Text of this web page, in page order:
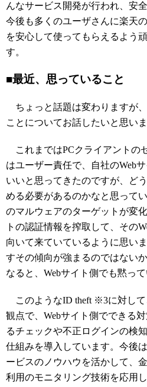
んなサービス開発が行われ、安
今後も多くのユーザさんに楽天
を安心して使ってもらえるよう
す。
■最近、思っていること
ちょっと話題は変わりますが
ことについてお話したいと思いま
これまではPCクライアントの
はユーザー責任で、自社のWeb
いいと思ってきたのですが、ど
める必要があるのかなと思って
のマルウェアのターゲットが変
トの認証情報を搾取して、その
向いて来ていているように思い
すその傾向が強まるのではない
なると、Webサイト側でも黙っ
このようなID theft ※3に対し
観点で、Webサイト側でできる
るチェックや不正ログインの検
仕組みを導入しています。今後
ービスのノウハウを活かして、
利用のモニタリング技術を応用